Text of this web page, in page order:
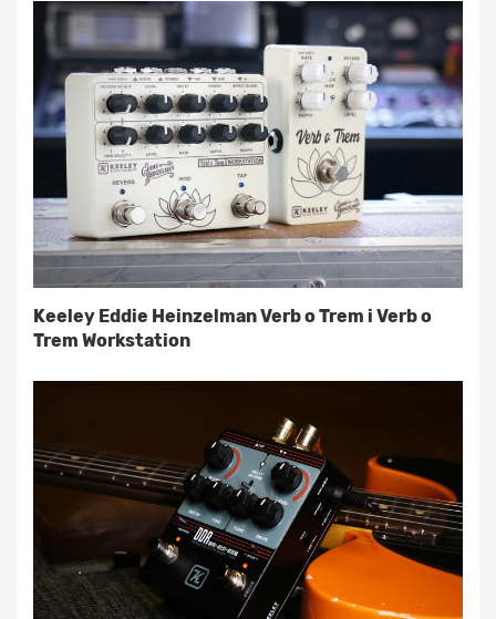
Keeley Eddie Heinzelman Verb o Trem i Verb o
Trem Workstation